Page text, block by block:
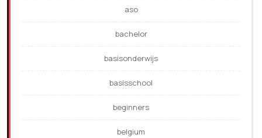
aso
bachelor
basisonderwijs
basisschool
beginners
belgium